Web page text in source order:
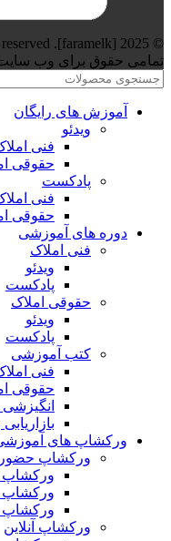
© 2025 [faramelk]. All rights reserved.
تمامی حقوق برای وب
آموزش های رایگان
ویدئو
فنی
حقوقی
پادکست
فنی
حقوقی
دوره های آموزشی
فنی املاک
ویدئو
پادکست
حقوقی املاک
ویدئو
پادکست
کتب آموزشی
فنی
حقوقی
ورکشاپ های
ورکشاپ
ورکشاپ آنلاین